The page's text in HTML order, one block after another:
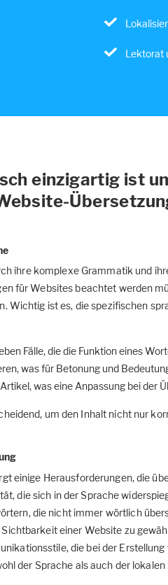
Lektorat
einzigartig ist
ihre komplexe Grammatik und
für Websites beachtet werden
Wichtig ist es, die spezifischen
Fälle, die die Funktion eines
was für Betonung und
was eine Anpassung bei der
um den Inhalt nicht nur
einige Herausforderungen, die
die sich in der Sprache
die nicht immer wörtlich
einer Website zu
die bei der
der Sprache als auch der